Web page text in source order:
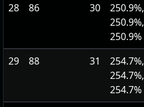
28 86 30
250.9%,
250.9%,
250.9%
29 88 31
254.7%,
254.7%,
254.7%